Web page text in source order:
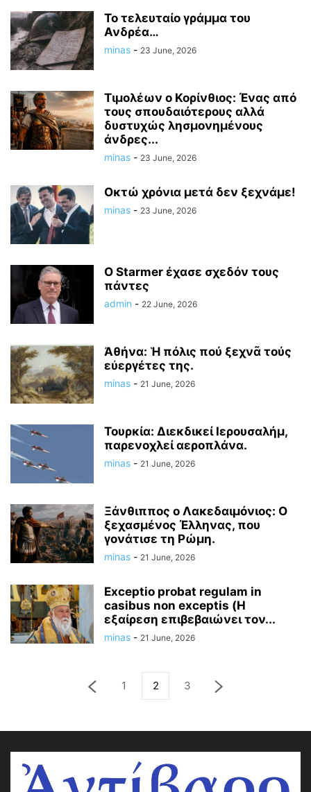
Το τελευταίο γράμμα του
Ανδρέα…
minas - 23 June, 2026
Τιμολέων ο Κορίνθιος: Ένας από
τους σπουδαιότερους αλλά
δυστυχώς λησμονημένους
άνδρες...
minas - 23 June, 2026
Οκτώ χρόνια μετά δεν ξεχνάμε!
minas - 23 June, 2026
O Starmer έχασε σχεδόν τους
πάντες
admin - 22 June, 2026
Ἀθήνα: Ἡ πόλις πού ξεχνᾶ τούς
εὐεργέτες της.
minas - 21 June, 2026
Τουρκία: Διεκδικεί Ιερουσαλήμ,
παρενοχλεί αεροπλάνα.
minas - 21 June, 2026
Ξάνθιππος ο Λακεδαιμόνιος: Ο
ξεχασμένος Έλληνας, που
γονάτισε τη Ρώμη.
minas - 21 June, 2026
Exceptio probat regulam in
casibus non exceptis (Η
εξαίρεση επιβεβαιώνει τον...
minas - 21 June, 2026
1 2 3